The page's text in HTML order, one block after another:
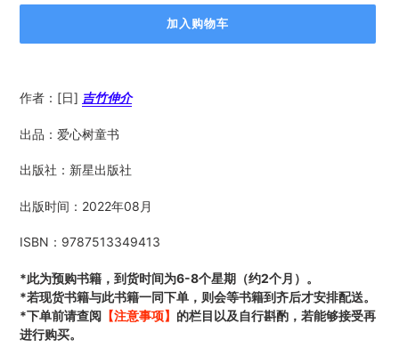
加入购物车
添
加
商
品
您
购
车
作者：[日] 吉竹伸介
出品：爱心树童书
出版社：新星出版社
出版时间：2022年08月
ISBN：9787513349413
*此为预购书籍，到货时间为6-8个星期（约2个月）。
*若现货书籍与此书籍一同下单，则会等书籍到齐后才安排配送。
*下单前请查阅 【注意事项】 的栏目以及自行斟酌，若能够接受再
进行购买。